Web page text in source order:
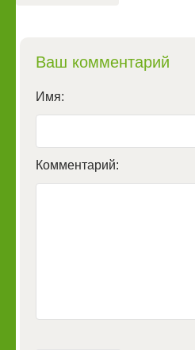
Ваш комментарий
Имя:
Комментарий: